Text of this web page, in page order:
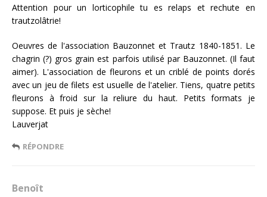
Attention pour un lorticophile tu es relaps et rechute en
trautzolâtrie!
Oeuvres de l'association Bauzonnet et Trautz 1840-1851. Le
chagrin (?) gros grain est parfois utilisé par Bauzonnet. (Il faut
aimer). L'association de fleurons et un criblé de points dorés
avec un jeu de filets est usuelle de l'atelier. Tiens, quatre petits
fleurons à froid sur la reliure du haut. Petits formats je
suppose. Et puis je sèche!
Lauverjat
RÉPONDRE
Benoît